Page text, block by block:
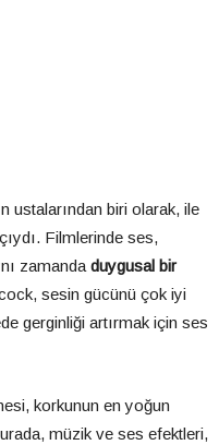
ustalarından biri olarak, ile
Filmlerinde ses,
zamandaduygusal bir
sesin gücünü çok iyi
gerginliği artırmak için ses
korkunun en yoğun
müzik ve ses efektleri,